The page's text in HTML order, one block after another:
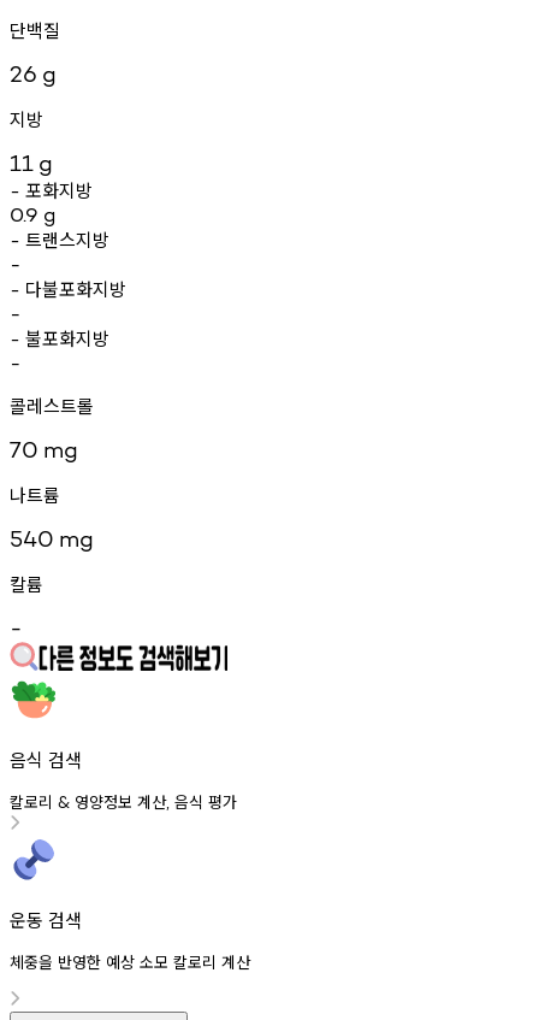
단백질
26 g
지방
11 g
- 포화지방
0.9 g
- 트랜스지방
-
- 다불포화지방
-
- 불포화지방
-
콜레스트롤
70 mg
나트륨
540 mg
칼륨
-
음식 검색
칼로리 & 영양정보 계산, 음식 평가
운동 검색
체중을 반영한 예상 소모 칼로리 계산